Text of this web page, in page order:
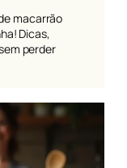
macarrão
Dicas,
perder